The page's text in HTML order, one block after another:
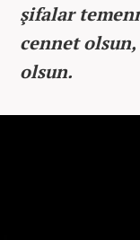
şifalar
cennet
olsun.